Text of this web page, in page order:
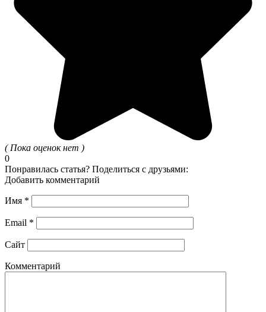
( Пока оценок нет )
0
Понравилась статья? Поделиться с друзьями:
Добавить комментарий
Имя *
Email *
Сайт
Комментарий